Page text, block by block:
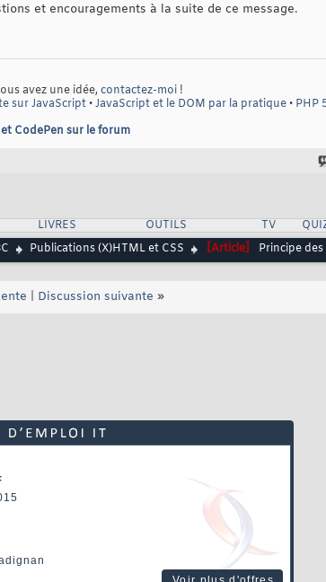
et encouragements à la suite de ce message.
avez une idée, contactez-moi !
sur JavaScript•JavaScript et le DOM par la pratique• PHP
CodePen sur le forum
LIVRES OUTILS TV
Publications (X)HTML et CSS [Article] Principe
Discussion suivante »